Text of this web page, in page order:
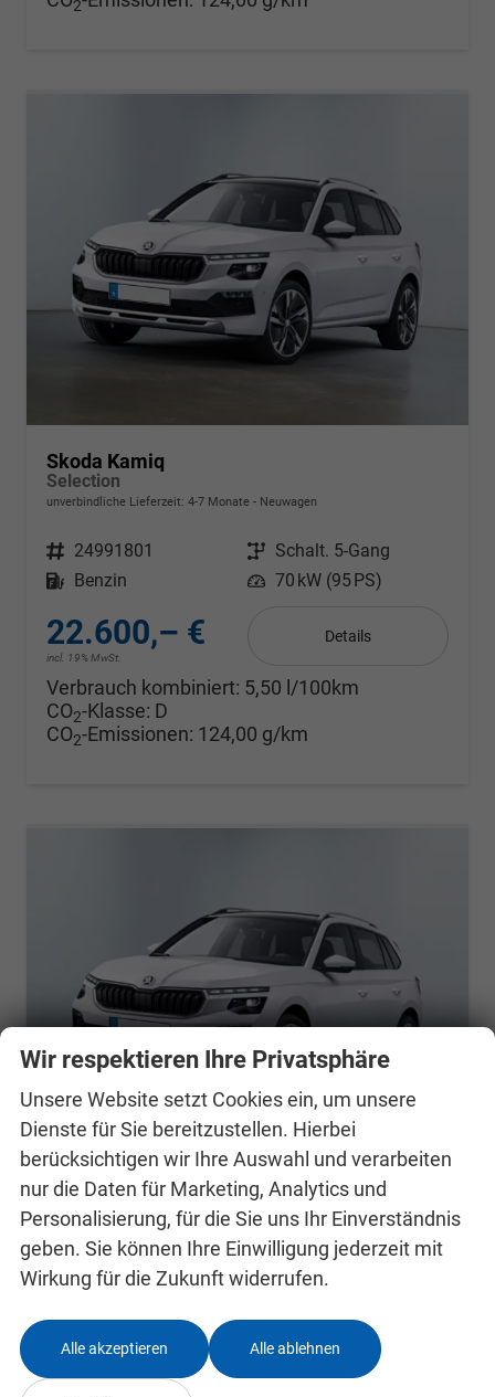
2
Skoda Kamiq
Selection
unverbindliche Lieferzeit: 4-7 Monate Neuwagen
Fahrzeugnr. 24991801 Getriebe Schalt. 5-Gang
Kraftstoff
Benzin Leistung 70 kW (95 PS)
22.600,– €
incl. 19% MwSt.
Details
Verbrauch kombiniert: 5,50 l/100km
CO2-Klasse: D
CO2-Emissionen: 124,00 g/km
Skoda Kamiq
Selection
Fahrzeugnr. 24991807 Getriebe Schalt. 6-Gang
Kraftstoff Benzin Leistung 85 kW (116 PS)
22.800,– € Details
Wir respektieren Ihre Privatsphäre
Unsere Website setzt Cookies ein, um unsere
Dienste für Sie bereitzustellen. Hierbei
berücksichtigen wir Ihre Auswahl und verarbeiten
nur die Daten für Marketing, Analytics und
Personalisierung, für die Sie uns Ihr Einverständnis
geben. Sie können Ihre Einwilligung jederzeit mit
Wirkung für die Zukunft widerrufen.
Alle akzeptieren Alle ablehnen